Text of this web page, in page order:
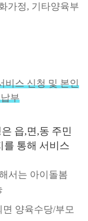
가정, 기타양육부
비스 신청 및 본인
부
읍,면,동 주민
를 통해 서비스
서는 아이돌봄
양육수당/부모